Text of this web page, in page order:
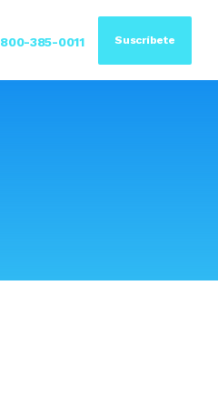
800-385-0011 Suscríbete